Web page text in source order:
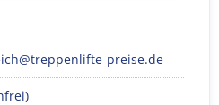
preise.de